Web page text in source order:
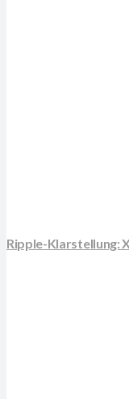
Ripple-Klarstellung: